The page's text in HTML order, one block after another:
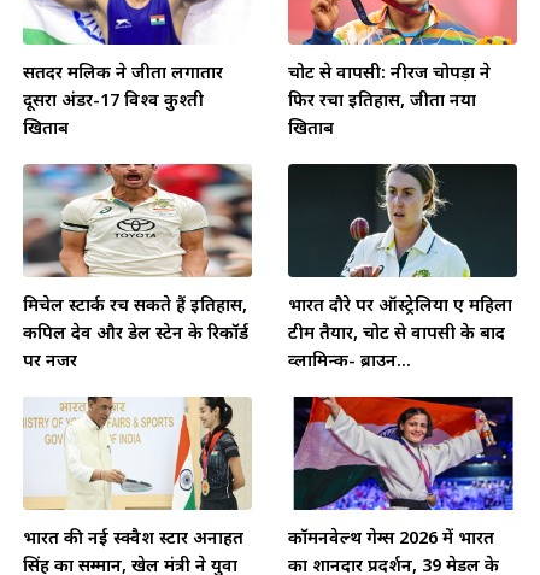
सतिंदर मलिक ने जीता लगातार
दूसरा अंडर-17 विश्व कुश्ती
खिताब
चोट से वापसी: नीरज चोपड़ा ने
फिर रचा इतिहास, जीता नया
खिताब
मिचेल स्टार्क रच सकते हैं इतिहास,
कपिल देव और डेल स्टेन के रिकॉर्ड
पर नजर
भारत दौरे पर ऑस्ट्रेलिया ए महिला
टीम तैयार, चोट से वापसी के बाद
व्लामिन्क- ब्राउन...
भारत की नई स्क्वैश स्टार अनाहत
सिंह का सम्मान, खेल मंत्री ने युवा
कॉमनवेल्थ गेम्स 2026 में भारत
का शानदार प्रदर्शन, 39 मेडल के